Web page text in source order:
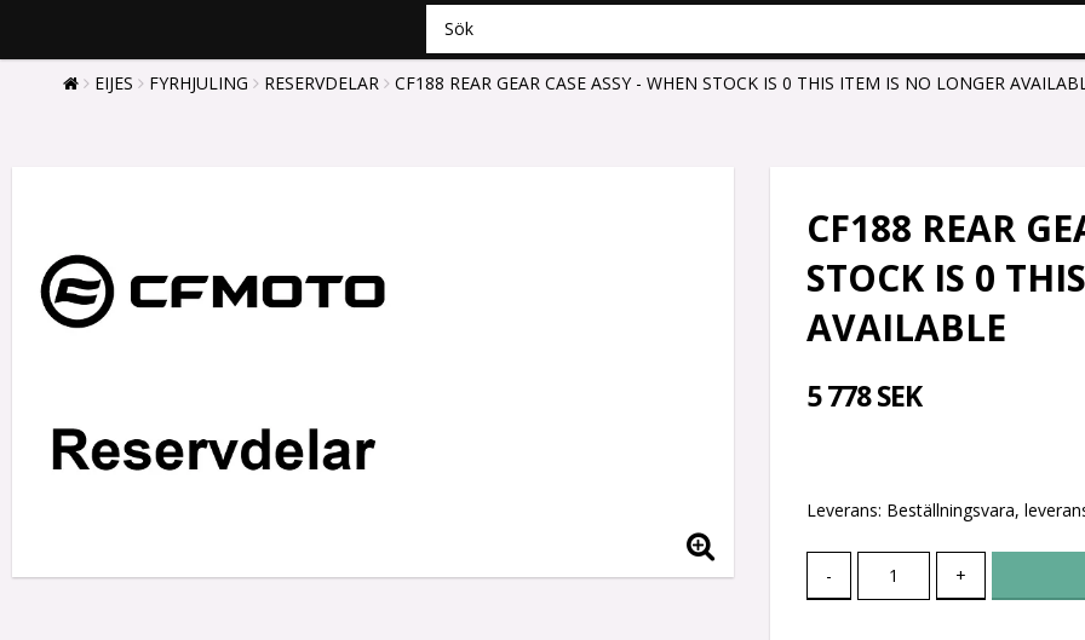
EIJES FYRHJULING RESERVDELAR CF188 REAR GEAR CASE ASSY - WHEN STOCK IS 0 THIS ITEM IS NO LONGER
CF188 REAR
STOCK IS 0
AVAILABLE
5 778 SEK
Leverans: Beställningsvara,
- +